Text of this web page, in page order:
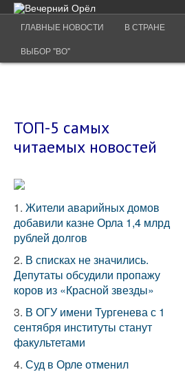
ГЛАВНЫЕ НОВОСТИ В СТРАНЕ
ВЫБОР "ВО"
ТОП-5 самых
читаемых новостей
1. Жители аварийных домов
добавили казне Орла 1,4 млрд
рублей долгов
2. В списках не значились.
Депутаты обсудили пропажу
коров из «Красной звезды»
3. В ОГУ имени Тургенева с 1
сентября институты станут
факультетами
4. Суд в Орле отменил